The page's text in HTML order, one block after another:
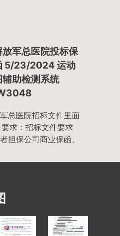
军总医院投标保
5/23/2024 运动
助检测系统
总医院招标文件里面
求：招标文件要求
担保公司商业保函、